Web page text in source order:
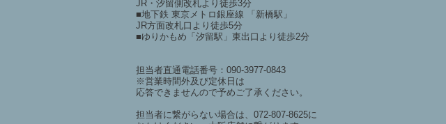
JR・汐留側改札より徒歩3分
■地下鉄 東京メトロ銀座線 「新橋駅」
JR方面改札口より徒歩5分
■ゆりかもめ「汐留駅」東出口より徒歩2分
担当者直通電話番号：090-3977-0843
※営業時間外及び定休日は
応答できませんので予めご了承ください。
担当者に繋がらない場合は、072-807-8625に